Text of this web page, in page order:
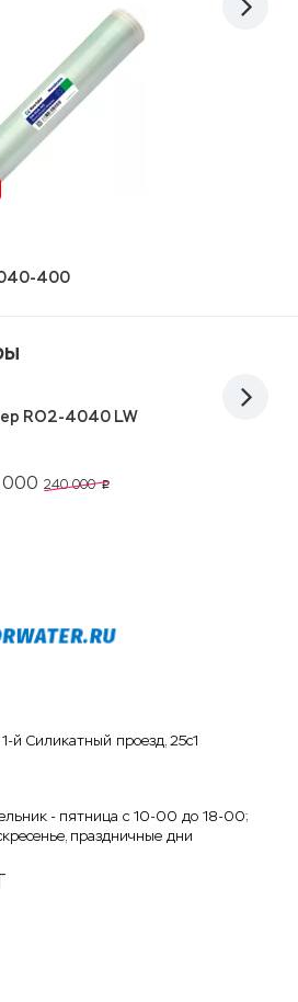
400
240 000p
RO2-4040 LW
й Силикатный проезд, 25с1
- пятница с 10-00 до 18-00;
праздничные дни